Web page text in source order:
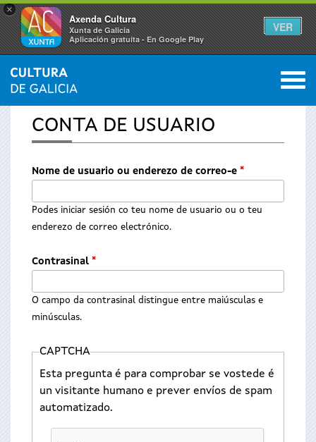
×
Axenda Cultura
Xunta de Galicia
Aplicación gratuíta - En Google Play
VER
Vostede
está
aquí
INICIO 0
CONTA DE USUARIO
Nome de usuario ou enderezo de correo-e *
Podes iniciar sesión co teu nome de usuario ou o teu
enderezo de correo electrónico.
Contrasinal *
O campo da contrasinal distingue entre maiúsculas e
minúsculas.
CAPTCHA
Esta pregunta é para comprobar se vostede é
un visitante humano e prever envíos de spam
automatizado.